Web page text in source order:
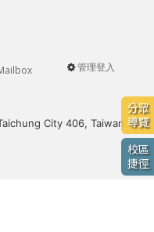
分眾
導覽
校區
捷徑
User
管理登入
City 406, Taiwan